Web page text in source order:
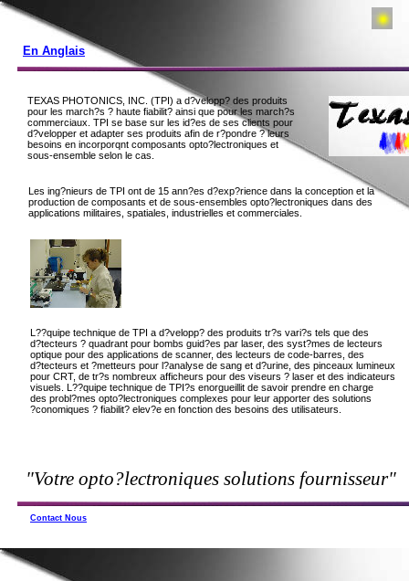
Contact Nous
"Votre opto?lectroniques solutions fournisseur"
En Anglais
TEXAS PHOTONICS, INC. (TPI) a d?velopp? des produits
pour les march?s ? haute fiabilit? ainsi que pour les march?s
commerciaux. TPI se base sur les id?es de ses clients pour
d?velopper et adapter ses produits afin de r?pondre ? leurs
besoins en incorporqnt composants opto?lectroniques et
sous-ensemble selon le cas.
L??quipe technique de TPI a d?velopp? des produits tr?s vari?s tels que des
d?tecteurs ? quadrant pour bombs guid?es par laser, des syst?mes de lecteurs
optique pour des applications de scanner, des lecteurs de code-barres, des
d?tecteurs et ?metteurs pour l?analyse de sang et d?urine, des pinceaux lumineux
pour CRT, de tr?s nombreux afficheurs pour des viseurs ? laser et des indicateurs
visuels. L??quipe technique de TPI?s enorgueillit de savoir prendre en charge
des probl?mes opto?lectroniques complexes pour leur apporter des solutions
?conomiques ? fiabilit? elev?e en fonction des besoins des utilisateurs.
Les ing?nieurs de TPI ont de 15 ann?es d?exp?rience dans la conception et la
production de composants et de sous-ensembles opto?lectroniques dans des
applications militaires, spatiales, industrielles et commerciales.